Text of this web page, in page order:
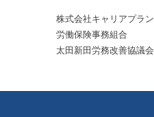
株式会社キャリアプラン
労働保険事務組合
太田新田労務改善協議会